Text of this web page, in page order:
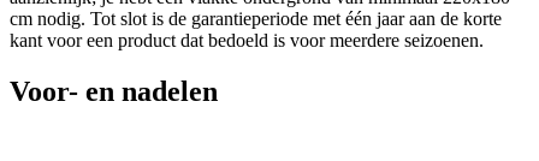
cm nodig. Tot slot is de garantieperiode met één jaar aan de korte
kant voor een product dat bedoeld is voor meerdere seizoenen.
Voor- en nadelen